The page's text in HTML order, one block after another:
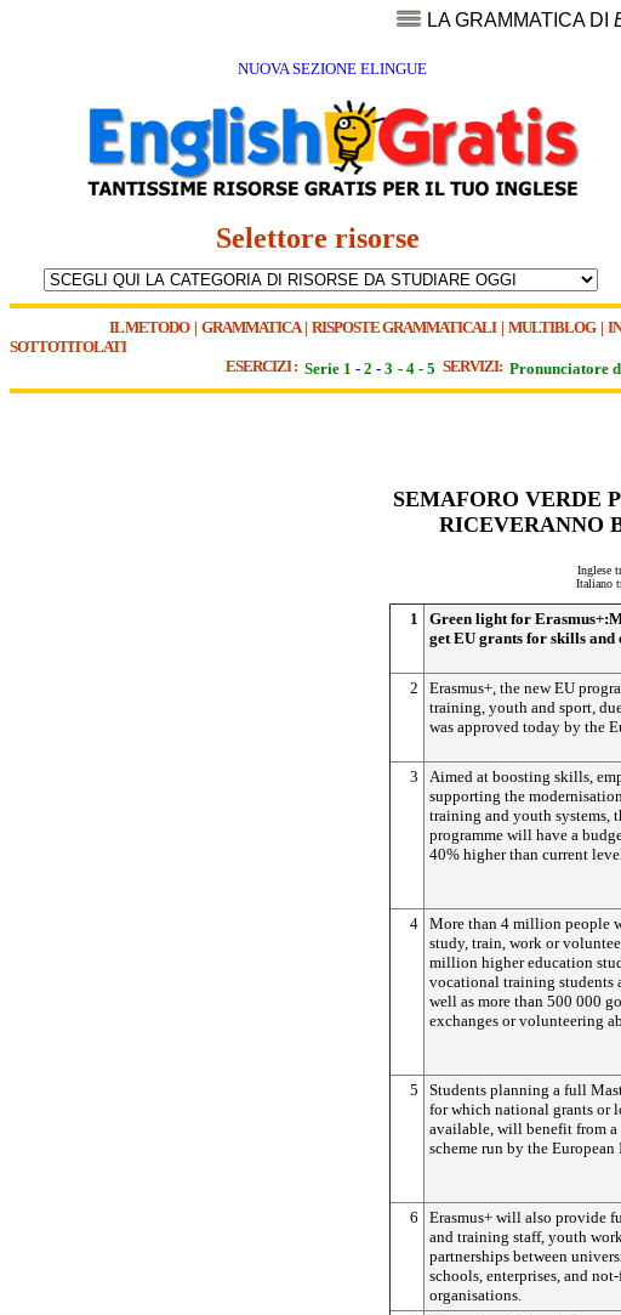
LA GRAMMATICA DI
NUOVA SEZIONE ELINGUE
Selettore risorse
IL METODO| GRAMMATICA| RISPOSTE GRAMMATICALI| MULTIBLOG|
SOTTOTITOLATI
ESERCIZI : Serie 1 - 2 - 3 - 4 - 5 SERVIZI: Pronunciatore
SEMAFORO VERDE
RICEVERANNO
Inglese
Italiano
1
Green light for
get EU grants for skills
2
Erasmus+, the new EU
training, youth and sport,
was approved today by the
3
Aimed at boosting skills,
supporting the
training and youth systems,
programme will have a
40% higher than current
4 More than 4 million people
study, train, work or
million higher education
vocational training students
well as more than 500 000
exchanges or volunteering
5
Students planning a full
for which national grants or
available, will benefit from a
scheme run by the
6
Erasmus+ will also provide
and training staff, youth
partnerships between
schools, enterprises, and
organisations.